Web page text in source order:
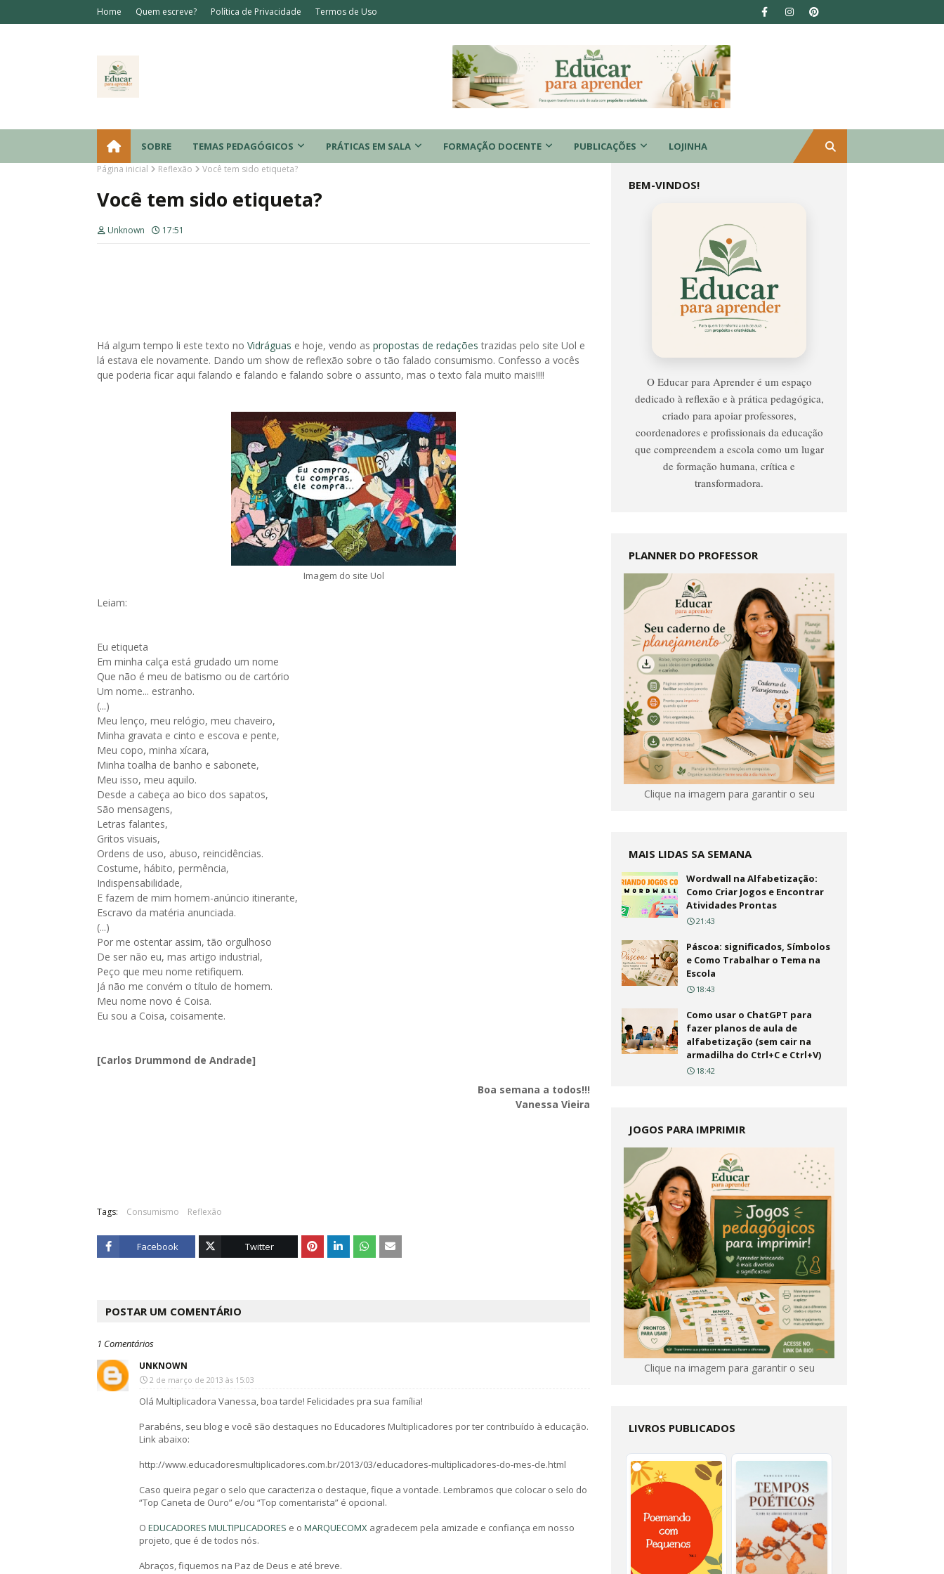
Home Quem escreve? Política de Privacidade Termos de Uso
SOBRE TEMAS PEDAGÓGICOS PRÁTICAS EM SALA FORMAÇÃO DOCENTE PUBLICAÇÕES LOJINHA
Página inicial Reflexão Você tem sido etiqueta?
Você tem sido etiqueta?
Unknown 17:51
Há algum tempo li este texto no Vidráguas e hoje, vendo as propostas de redações trazidas pelo site Uol e
lá estava ele novamente. Dando um show de reflexão sobre o tão falado consumismo. Confesso a vocês
que poderia ficar aqui falando e falando e falando sobre o assunto, mas o texto fala muito mais!!!!
Imagem do site Uol
Leiam:
Eu etiqueta
Em minha calça está grudado um nome
Que não é meu de batismo ou de cartório
Um nome... estranho.
(...)
Meu lenço, meu relógio, meu chaveiro,
Minha gravata e cinto e escova e pente,
Meu copo, minha xícara,
Minha toalha de banho e sabonete,
Meu isso, meu aquilo.
Desde a cabeça ao bico dos sapatos,
São mensagens,
Letras falantes,
Gritos visuais,
Ordens de uso, abuso, reincidências.
Costume, hábito, permência,
Indispensabilidade,
E fazem de mim homem-anúncio itinerante,
Escravo da matéria anunciada.
(...)
Por me ostentar assim, tão orgulhoso
De ser não eu, mas artigo industrial,
Peço que meu nome retifiquem.
Já não me convém o título de homem.
Meu nome novo é Coisa.
Eu sou a Coisa, coisamente.
[Carlos Drummond de Andrade]
Boa semana a todos!!!
Vanessa Vieira
Tags: Consumismo Reflexão
Facebook Twitter
POSTAR UM COMENTÁRIO
1 Comentários
UNKNOWN
2 de março de 2013 às 15:03
Olá Multiplicadora Vanessa, boa tarde! Felicidades pra sua família!
Parabéns, seu blog e você são destaques no Educadores Multiplicadores por ter contribuído à educação.
Link abaixo:
http://www.educadoresmultiplicadores.com.br/2013/03/educadores-multiplicadores-do-mes-de.html
Caso queira pegar o selo que caracteriza o destaque, fique a vontade. Lembramos que colocar o selo do
“Top Caneta de Ouro” e/ou “Top comentarista” é opcional.
O EDUCADORES MULTIPLICADORES e o MARQUECOMX agradecem pela amizade e confiança em nosso
projeto, que é de todos nós.
Abraços, fiquemos na Paz de Deus e até breve.
BEM-VINDOS!
Educar
Para
O Educar para Aprender é um espaço
dedicado à reflexão e à prática pedagógica,
criado para apoiar professores,
coordenadores e profissionais da educação
que compreendem a escola como um lugar
de formação humana, crítica e
transformadora.
PLANNER DO PROFESSOR
Clique na imagem para garantir o seu
MAIS LIDAS SA SEMANA
Wordwall na Alfabetização:
Como Criar Jogos e Encontrar
Atividades Prontas
21:43
Páscoa: significados, Símbolos
e Como Trabalhar o Tema na
Escola
18:43
Como usar o ChatGPT para
fazer planos de aula de
alfabetização (sem cair na
armadilha do Ctrl+C e Ctrl+V)
18:42
JOGOS PARA IMPRIMIR
Clique na imagem para garantir o seu
LIVROS PUBLICADOS